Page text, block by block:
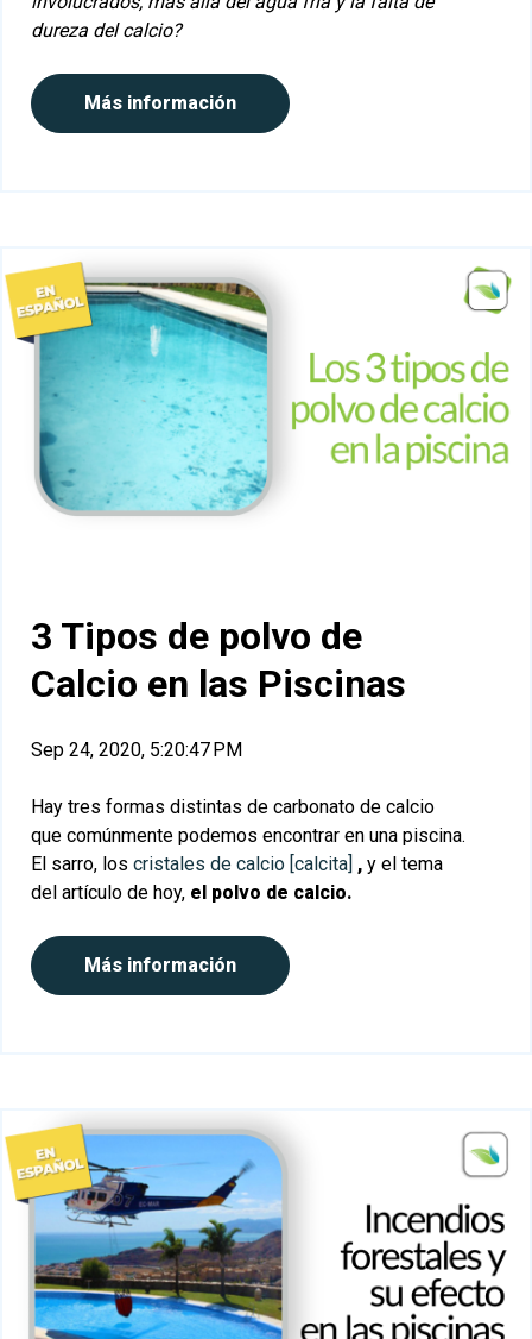
dureza del calcio?
Más información
3 Tipos de polvo de
Calcio en las Piscinas
Sep 24, 2020, 5:20:47 PM
Hay tres formas distintas de carbonato de calcio
que comúnmente podemos encontrar en una piscina.
El sarro, los cristales de calcio [calcita] , y el tema
del artículo de hoy, el polvo de calcio.
Más información